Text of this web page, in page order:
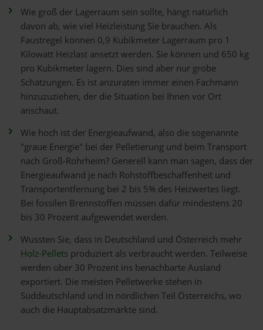
Wie groß der Lagerraum sein sollte, hängt natürlich
davon ab, wie viel Heizleistung Sie brauchen. Als
Faustregel können 0,9 Kubikmeter Lagerraum pro 1
Kilowatt Heizlast ansetzt werden. Sie können und 650 kg
pro Kubikmeter lagern. Dies sind aber nur grobe
Schätzungen. Es ist anzuraten immer einen Fachmann
hinzuzuziehen, der die Situation bei Ihnen vor Ort
anschaut.
Wie hoch ist der Energieaufwand, also die sogenannte
"graue Energie" bei der Pelletierung und beim Transport
nach Groß-Rohrheim? Generell kann man sagen, dass der
Energieaufwand je nach Rohstoffbeschaffenheit und
Transportentfernung bei 2 bis 5% des Heizwertes liegt.
Bei fossilen Brennstoffen müssen dafür mindestens 20
bis 30 Prozent aufgewendet werden.
Wussten Sie, dass in Deutschland und Österreich mehr
Holz-Pellets produziert als verbraucht werden. Teilweise
werden über 30 Prozent ins benachbarte Ausland
exportiert. Die meisten Pelletwerke stehen in
Süddeutschland und in nördlichen Teil Österreichs, wo
auch die Hauptabsatzmärkte sind.